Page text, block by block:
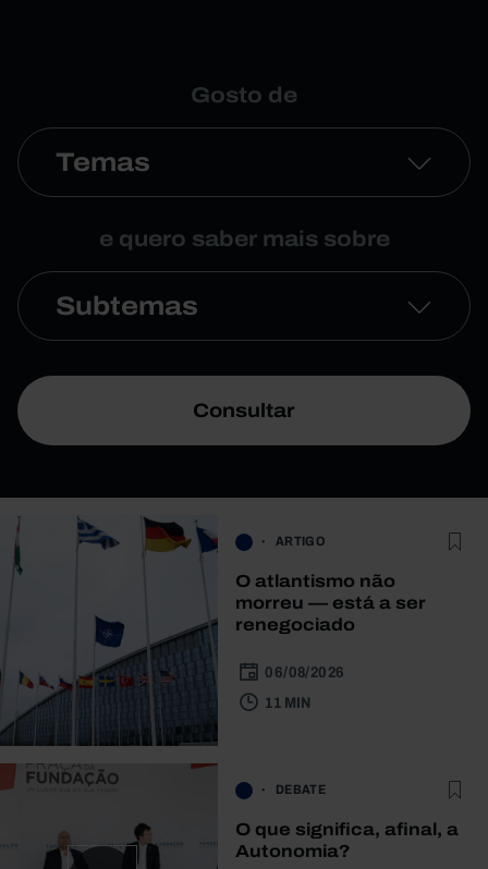
Gosto de
Temas
e quero saber mais sobre
Subtemas
Consultar
ARTIGO
O atlantismo não
morreu — está a ser
renegociado
06/08/2026
11 MIN
DEBATE
O que significa, afinal, a
Autonomia?